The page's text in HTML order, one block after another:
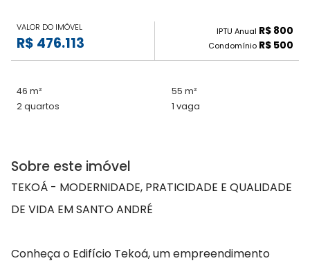
VALOR DO IMÓVEL
R$ 476.113
IPTU Anual R$ 800
Condomínio R$ 500
46 m²
55 m²
2 quartos
1 vaga
Sobre este imóvel
TEKOÁ - MODERNIDADE, PRATICIDADE E QUALIDADE
DE VIDA EM SANTO ANDRÉ
Conheça o Edifício Tekoá, um empreendimento